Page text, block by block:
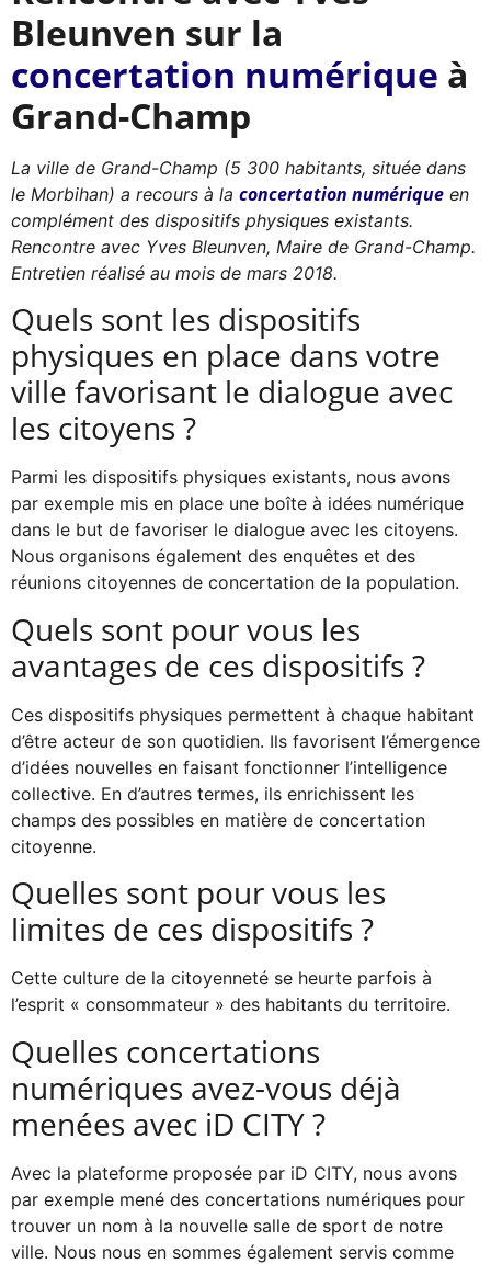
Bleunven sur la
concertation numérique à
Grand-Champ
La ville de Grand-Champ (5 300 habitants, située dans
le Morbihan) a recours à la concertation numérique en
complément des dispositifs physiques existants.
Rencontre avec Yves Bleunven, Maire de Grand-Champ.
Entretien réalisé au mois de mars 2018.
Quels sont les dispositifs
physiques en place dans votre
ville favorisant le dialogue avec
les citoyens ?
Parmi les dispositifs physiques existants, nous avons
par exemple mis en place une boîte à idées numérique
dans le but de favoriser le dialogue avec les citoyens.
Nous organisons également des enquêtes et des
réunions citoyennes de concertation de la population.
Quels sont pour vous les
avantages de ces dispositifs ?
Ces dispositifs physiques permettent à chaque habitant
d’être acteur de son quotidien. Ils favorisent l’émergence
d’idées nouvelles en faisant fonctionner l’intelligence
collective. En d’autres termes, ils enrichissent les
champs des possibles en matière de concertation
citoyenne.
Quelles sont pour vous les
limites de ces dispositifs ?
Cette culture de la citoyenneté se heurte parfois à
l’esprit « consommateur » des habitants du territoire.
Quelles concertations
numériques avez-vous déjà
menées avec iD CITY ?
Avec la plateforme proposée par iD CITY, nous avons
par exemple mené des concertations numériques pour
trouver un nom à la nouvelle salle de sport de notre
ville. Nous nous en sommes également servis comme